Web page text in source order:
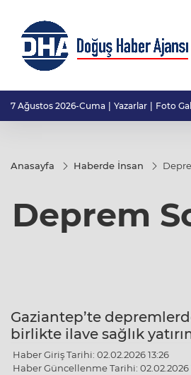
7 Ağustos 2026-Cuma Yazarlar Foto
Anasayfa Haberde İnsan
Deprem
Gaziantep’te
birlikte ilave sağlık
Haber Giriş Tarihi: 02.02.2026 13:26
Haber Güncellenme Tarihi: 02.02.2026